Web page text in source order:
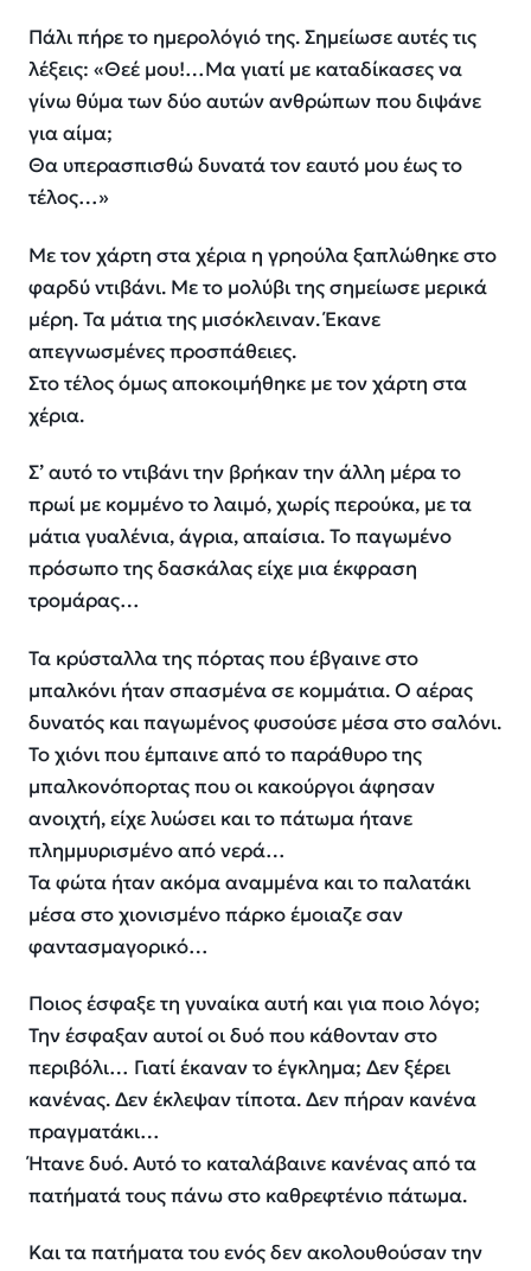
Πάλι πήρε το ημερολόγιό της. Σημείωσε αυτές τις
λέξεις: «Θεέ μου!…Μα γιατί με καταδίκασες να
γίνω θύμα των δύο αυτών ανθρώπων που διψάνε
για αίμα;
Θα υπερασπισθώ δυνατά τον εαυτό μου έως το
τέλος…»
Με τον χάρτη στα χέρια η γρηούλα ξαπλώθηκε στο
φαρδύ ντιβάνι. Με το μολύβι της σημείωσε μερικά
μέρη. Τα μάτια της μισόκλειναν. Έκανε
απεγνωσμένες προσπάθειες.
Στο τέλος όμως αποκοιμήθηκε με τον χάρτη στα
χέρια.
Σ’ αυτό το ντιβάνι την βρήκαν την άλλη μέρα το
πρωί με κομμένο το λαιμό, χωρίς περούκα, με τα
μάτια γυαλένια, άγρια, απαίσια. Το παγωμένο
πρόσωπο της δασκάλας είχε μια έκφραση
τρομάρας…
Τα κρύσταλλα της πόρτας που έβγαινε στο
μπαλκόνι ήταν σπασμένα σε κομμάτια. Ο αέρας
δυνατός και παγωμένος φυσούσε μέσα στο σαλόνι.
Το χιόνι που έμπαινε από το παράθυρο της
μπαλκονόπορτας που οι κακούργοι άφησαν
ανοιχτή, είχε λυώσει και το πάτωμα ήτανε
πλημμυρισμένο από νερά…
Τα φώτα ήταν ακόμα αναμμένα και το παλατάκι
μέσα στο χιονισμένο πάρκο έμοιαζε σαν
φαντασμαγορικό…
Ποιος έσφαξε τη γυναίκα αυτή και για ποιο λόγο;
Την έσφαξαν αυτοί οι δυό που κάθονταν στο
περιβόλι… Γιατί έκαναν το έγκλημα; Δεν ξέρει
κανένας. Δεν έκλεψαν τίποτα. Δεν πήραν κανένα
πραγματάκι…
Ήτανε δυό. Αυτό το καταλάβαινε κανένας από τα
πατήματά τους πάνω στο καθρεφτένιο πάτωμα.
Και τα πατήματα του ενός δεν ακολουθούσαν την